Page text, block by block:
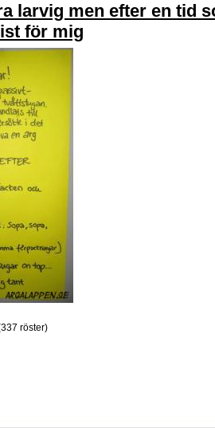
larvig men efter en tid
för mig
röster)